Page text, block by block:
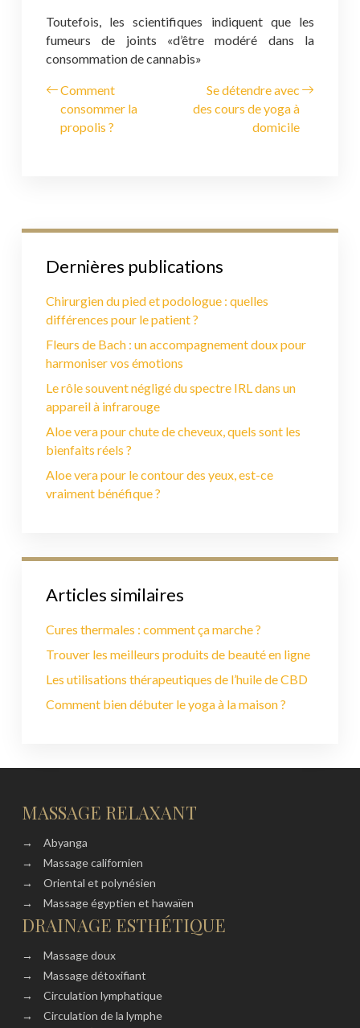
Toutefois, les scientifiques indiquent que les
fumeurs de joints «d’être modéré dans la
consommation de cannabis»
Comment
consommer la
propolis ?
Se détendre avec
des cours de yoga à
domicile
Dernières publications
Chirurgien du pied et podologue : quelles
différences pour le patient ?
Fleurs de Bach : un accompagnement doux pour
harmoniser vos émotions
Le rôle souvent négligé du spectre IRL dans un
appareil à infrarouge
Aloe vera pour chute de cheveux, quels sont les
bienfaits réels ?
Aloe vera pour le contour des yeux, est-ce
vraiment bénéfique ?
Articles similaires
Cures thermales : comment ça marche ?
Trouver les meilleurs produits de beauté en ligne
Les utilisations thérapeutiques de l’huile de CBD
Comment bien débuter le yoga à la maison ?
MASSAGE RELAXANT
→
Abyanga
→
Massage californien
→
Oriental et polynésien
→
Massage égyptien et hawaïen
DRAINAGE ESTHÉTIQUE
→
Massage doux
→
Massage détoxifiant
→
Circulation lymphatique
→
Circulation de la lymphe